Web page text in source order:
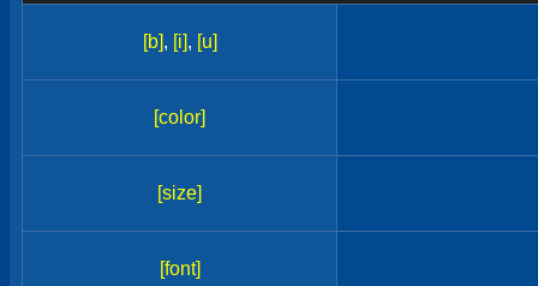
[b], [i], [u]
[color]
[size]
[font]